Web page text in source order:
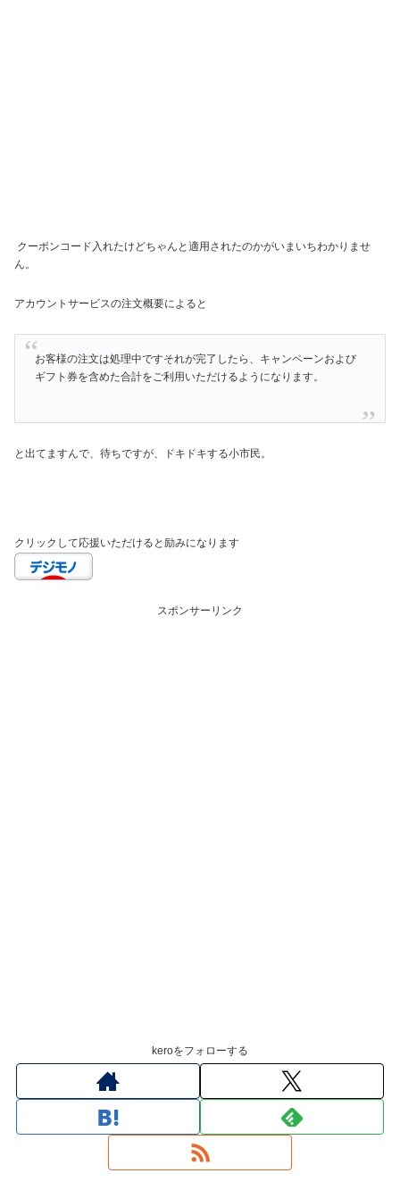
クーポンコード入れたけどちゃんと適用されたのかがいまいちわかりませ
ん。
アカウントサービスの注文概要によると
お客様の注文は処理中ですそれが完了したら、キャンペーンおよび
ギフト券を含めた合計をご利用いただけるようになります。
と出てますんで、待ちですが、ドキドキする小市民。
クリックして応援いただけると励みになります
スポンサーリンク
keroをフォローする